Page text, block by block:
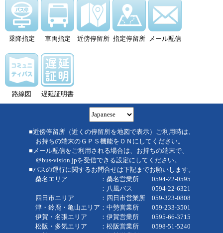
乗降指定 車両指定 近傍停留所 指定停留所 メール配信
路線図 遅延証明書
■近傍停留所（近くの停留所を地図で表示）ご利用時は、
お持ちの端末のＧＰＳ機能をＯＮにしてください。
■メール配信をご利用される場合は、お持ちの端末で、
＠bus-vision.jpを受信できる設定にしてください。
■バスの運行に関するお問合せは下記までお願いします。
桑名エリア ：桑名営業所 0594-22-0595
：八風バス 0594-22-6321
四日市エリア ：四日市営業所 059-323-0808
津・鈴鹿・亀山エリア：中勢営業所 059-233-3501
伊賀・名張エリア ：伊賀営業所 0595-66-3715
松阪・多気エリア ：松阪営業所 0598-51-5240